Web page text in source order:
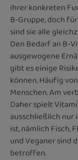
ihrer konkreten
B-Gruppe, doch
sind sie alle
Den Bedarf an B-
ausgewogene
gibt es einige
können. Häufig
Menschen. Am
Daher spielt
ausschließlich
ist, nämlich Fisch,
und Veganer sind
betroffen.